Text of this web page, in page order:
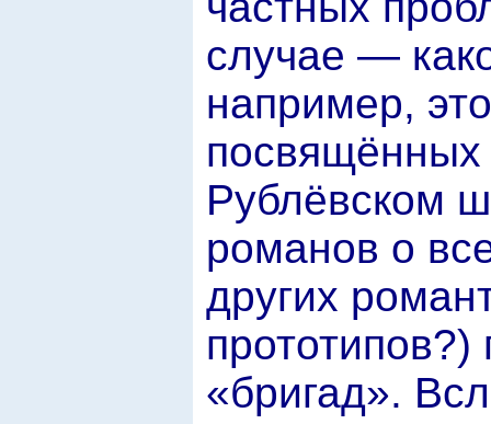
случае —
например,
посвящённых
Рублёвском
романов о
других
прототипов?)
«бригад».